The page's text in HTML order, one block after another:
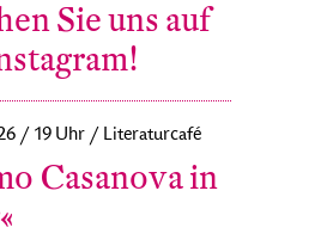
Sie uns auf
/ 19 Uhr / Literaturcafé
Casanova in